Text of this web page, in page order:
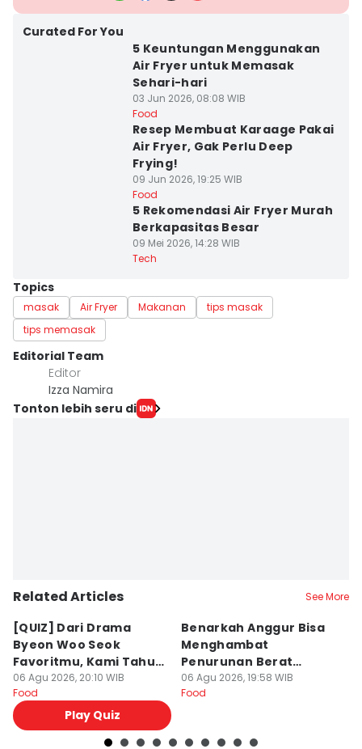
Curated For You
5 Keuntungan Menggunakan
Air Fryer untuk Memasak
Sehari-hari
03 Jun 2026, 08:08 WIB
Food
Resep Membuat Karaage Pakai
Air Fryer, Gak Perlu Deep
Frying!
09 Jun 2026, 19:25 WIB
Food
5 Rekomendasi Air Fryer Murah
Berkapasitas Besar
09 Mei 2026, 14:28 WIB
Tech
Topics
masak Air Fryer Makanan
tips masak
tips memasak
Editorial Team
Editor
Izza Namira
Tonton lebih seru di
Related Articles See More
[QUIZ] Dari Drama
Byeon Woo Seok
Favoritmu, Kami Tahu
Makanan yang Cocok
untukmu
06 Agu 2026, 20:10 WIB
Food
Play Quiz
Benarkah Anggur Bisa
Menghambat
Penurunan Berat
Badan?
06 Agu 2026, 19:58 WIB
Food